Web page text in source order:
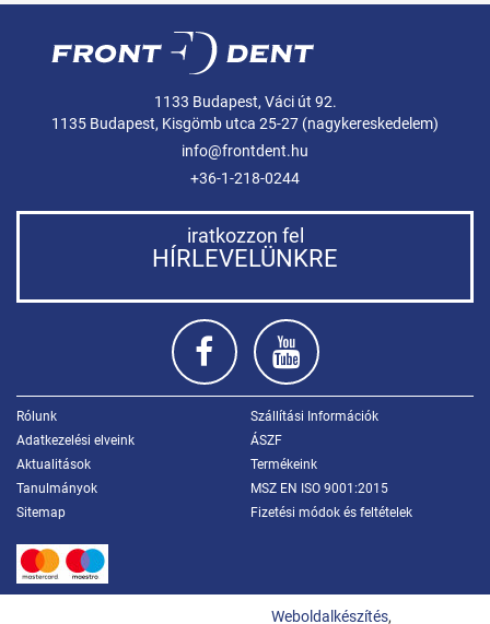
1133 Budapest, Váci út 92.
1135 Budapest, Kisgömb utca 25-27 (nagykereskedelem)
info@frontdent.hu
+36-1-218-0244
iratkozzon fel
HÍRLEVELÜNKRE
Rólunk
Szállítási Információk
Adatkezelési elveink
ÁSZF
Aktualitások
Termékeink
Tanulmányok
MSZ EN ISO 9001:2015
Sitemap
Fizetési módok és feltételek
Weboldalkészítés,